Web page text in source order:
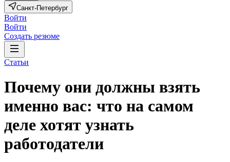
Санкт-Петербург
Войти
Войти
Создать резюме
Статьи
Почему они должны взять
именно вас: что на самом
деле хотят узнать
работодатели